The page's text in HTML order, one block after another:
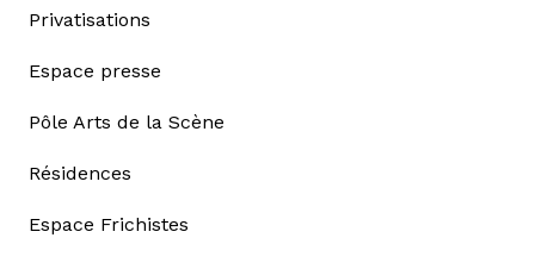
Privatisations
Espace presse
Pôle Arts de la Scène
Résidences
Espace Frichistes